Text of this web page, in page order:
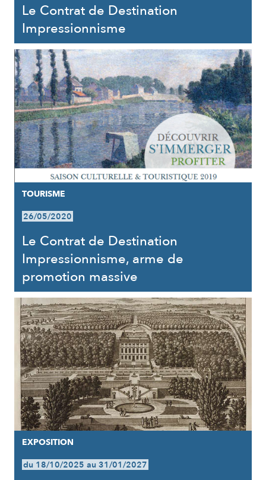
Le Contrat de Destination
Impressionnisme
TOURISME
26/05/2020
Le Contrat de Destination
Impressionnisme, arme de
promotion massive
EXPOSITION
du 18/10/2025 au 31/01/2027